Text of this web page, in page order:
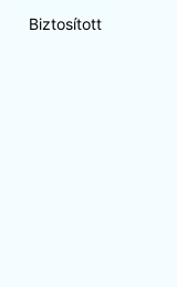
Biztosított